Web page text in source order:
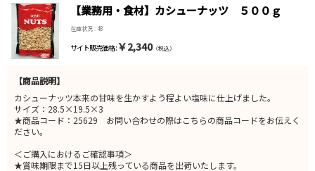
【業務用・食材】カシューナッツ ５００ｇ
在庫状況 : 48
サイト販売価格 : ￥2,340（税込）
【商品説明】
カシューナッツ本来の甘味を生かすよう程よい塩味に仕上げました。
サイズ：28.5×19.5×3
★商品コード：25629 お問い合わせの際はこちらの商品コードをお伝えく
ださい。
＜ご購入におけるご確認事項＞
★賞味期限まで15日以上残っている商品を出荷いたします。